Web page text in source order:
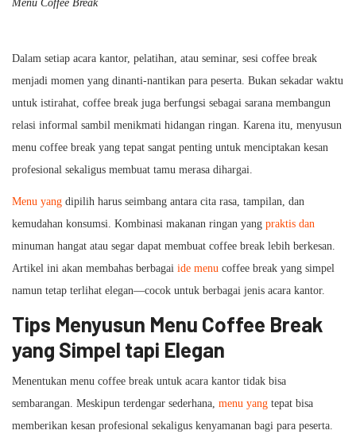
Menu Coffee Break
Dalam setiap acara kantor, pelatihan, atau seminar, sesi coffee break
menjadi momen yang dinanti-nantikan para peserta. Bukan sekadar waktu
untuk istirahat, coffee break juga berfungsi sebagai sarana membangun
relasi informal sambil menikmati hidangan ringan. Karena itu, menyusun
menu coffee break yang tepat sangat penting untuk menciptakan kesan
profesional sekaligus membuat tamu merasa dihargai.
Menu yang dipilih harus seimbang antara cita rasa, tampilan, dan
kemudahan konsumsi. Kombinasi makanan ringan yang praktis dan
minuman hangat atau segar dapat membuat coffee break lebih berkesan.
Artikel ini akan membahas berbagai ide menu coffee break yang simpel
namun tetap terlihat elegan—cocok untuk berbagai jenis acara kantor.
Tips Menyusun Menu Coffee Break
yang Simpel tapi Elegan
Menentukan menu coffee break untuk acara kantor tidak bisa
sembarangan. Meskipun terdengar sederhana, menu yang tepat bisa
memberikan kesan profesional sekaligus kenyamanan bagi para peserta.